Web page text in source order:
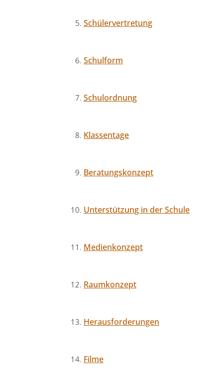
Schülervertretung
Schulform
Schulordnung
Klassentage
Beratungskonzept
Unterstützung in der Schule
Medienkonzept
Raumkonzept
Herausforderungen
Filme